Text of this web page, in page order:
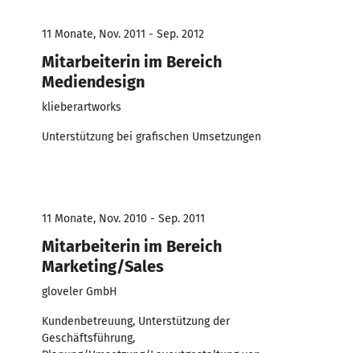
11 Monate, Nov. 2011 - Sep. 2012
Mitarbeiterin im Bereich
Mediendesign
klieberartworks
Unterstützung bei grafischen Umsetzungen
11 Monate, Nov. 2010 - Sep. 2011
Mitarbeiterin im Bereich
Marketing/Sales
gloveler GmbH
Kundenbetreuung, Unterstützung der
Geschäftsführung,